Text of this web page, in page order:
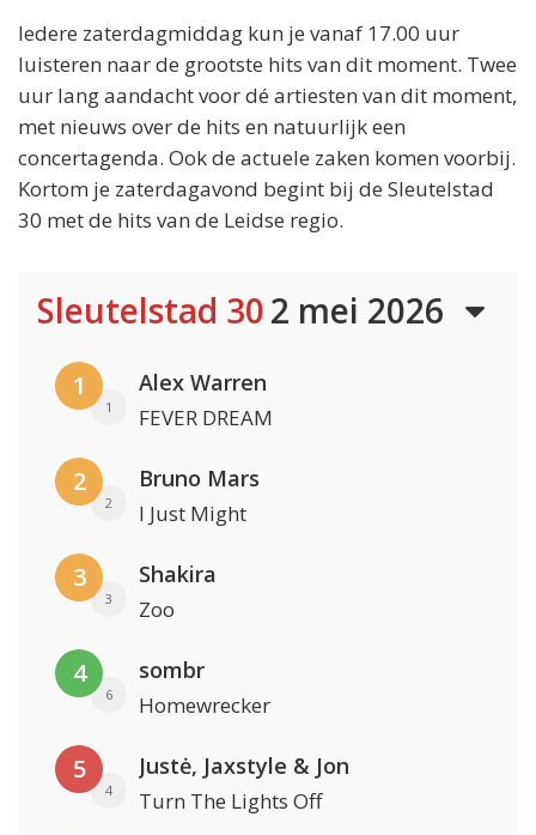
Iedere zaterdagmiddag kun je vanaf 17.00 uur
luisteren naar de grootste hits van dit moment. Twee
uur lang aandacht voor dé artiesten van dit moment,
met nieuws over de hits en natuurlijk een
concertagenda. Ook de actuele zaken komen voorbij.
Kortom je zaterdagavond begint bij de Sleutelstad
30 met de hits van de Leidse regio.
Sleutelstad 302 mei 2026
1
1
Alex Warren
FEVER DREAM
2
2
Bruno Mars
I Just Might
3
3
Shakira
Zoo
4
6
sombr
Homewrecker
5
4
Justė, Jaxstyle & Jon
Turn The Lights Off